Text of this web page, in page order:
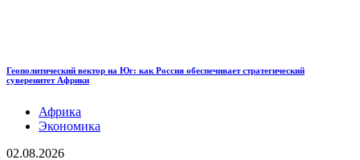
Геополитический вектор на Юг: как Россия обеспечивает стратегический
суверенитет Африки
Африка
Экономика
02.08.2026